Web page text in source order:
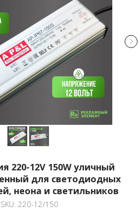
220-12V 150W уличный
для светодиодных
неона и светильников
SKU: 220-12/150